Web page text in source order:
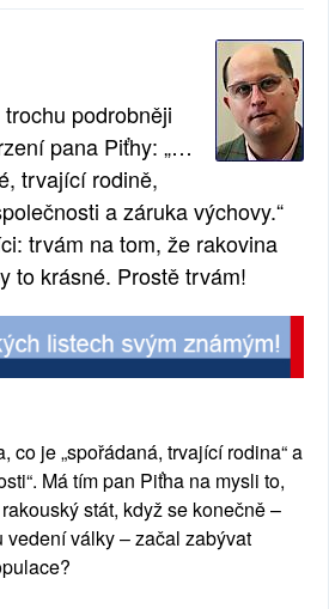
podrobněji
pana Piťhy: „…
trvající rodině,
a záruka výchovy.“
trvám na tom, že rakovina
to krásné. Prostě trvám!
co je „spořádaná, trvající rodina“ a
Má tím pan Piťha na mysli to,
stát, když se konečně –
vedení války – začal zabývat